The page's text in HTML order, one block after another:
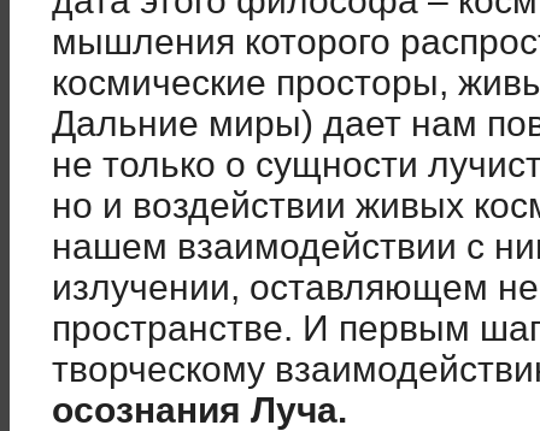
мышления которого
космические просторы,
Дальние миры) дает нам
не только о сущности
но и воздействии живых
нашем взаимодействии с
излучении, оставляющем
пространстве. И первым
творческому
осознания Луча.